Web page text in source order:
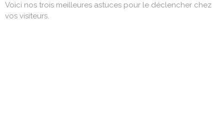
Voici nos trois meilleures astuces pour le déclencher chez
vos visiteurs.